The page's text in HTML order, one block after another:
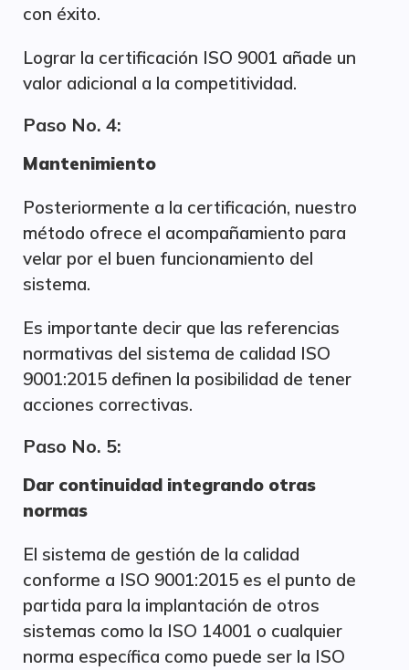
con éxito.
Lograr la certificación ISO 9001 añade un
valor adicional a la competitividad.
Paso No. 4:
Mantenimiento
Posteriormente a la certificación, nuestro
método ofrece el acompañamiento para
velar por el buen funcionamiento del
sistema.
Es importante decir que las referencias
normativas del sistema de calidad ISO
9001:2015 definen la posibilidad de tener
acciones correctivas.
Paso No. 5:
Dar continuidad integrando otras
normas
El sistema de gestión de la calidad
conforme a ISO 9001:2015 es el punto de
partida para la implantación de otros
sistemas como la ISO 14001 o cualquier
norma específica como puede ser la ISO